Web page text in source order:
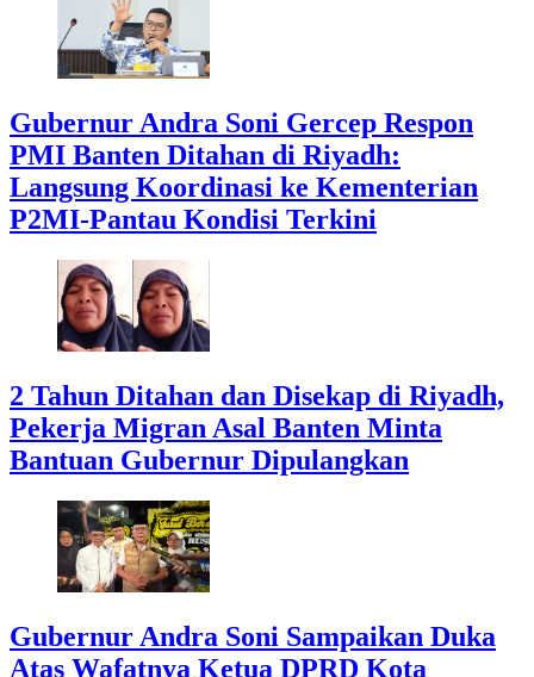
Gubernur Andra Soni Gercep Respon
PMI Banten Ditahan di Riyadh:
Langsung Koordinasi ke Kementerian
P2MI-Pantau Kondisi Terkini
2 Tahun Ditahan dan Disekap di Riyadh,
Pekerja Migran Asal Banten Minta
Bantuan Gubernur Dipulangkan
Gubernur Andra Soni Sampaikan Duka
Atas Wafatnya Ketua DPRD Kota